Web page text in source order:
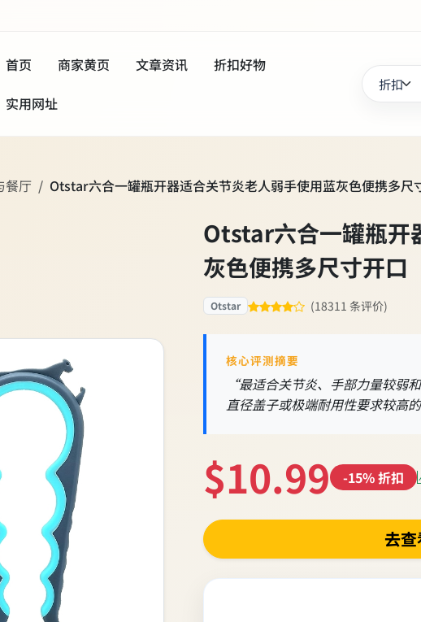
首页 商家黄页 文章资讯 折扣好物
实用网址
餐厅 Otstar六合一罐瓶开器适合关节炎老人弱手使用蓝灰色便携多尺
Otstar六合一罐瓶开
灰色便携多尺寸开口
Otstar (18311 条评价)
核心评测摘要
“最适合关节炎、手部力量较弱
直径盖子或极端耐用性要求较高
$10.99 -15% 折扣
去